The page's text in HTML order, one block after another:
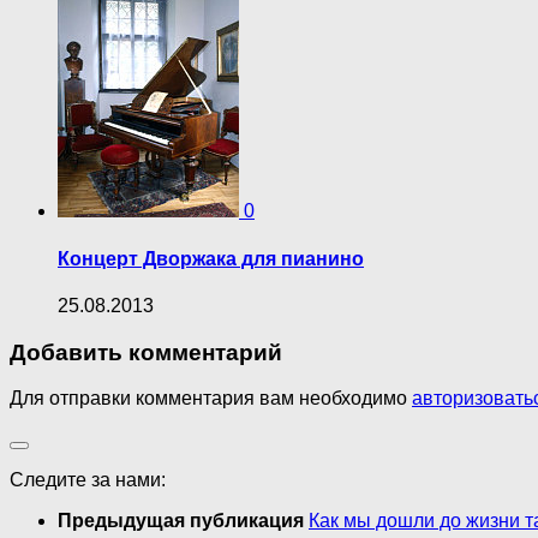
0
Концерт Дворжака для пианино
25.08.2013
Добавить комментарий
Для отправки комментария вам необходимо
Следите за нами:
Предыдущая публикация Как мы дошли до жизни